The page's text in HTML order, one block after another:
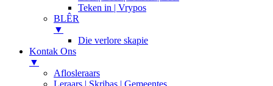
Teken in | Vrypos
BLÊR
▼
Die verlore skapie
Kontak Ons
▼
Aflosleraars
Leraars | Skribas | Gemeentes